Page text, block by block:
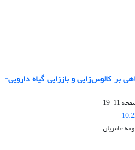
بر کالوس‌زایی و باززایی گیاه دارویی-
11-19
عامریان